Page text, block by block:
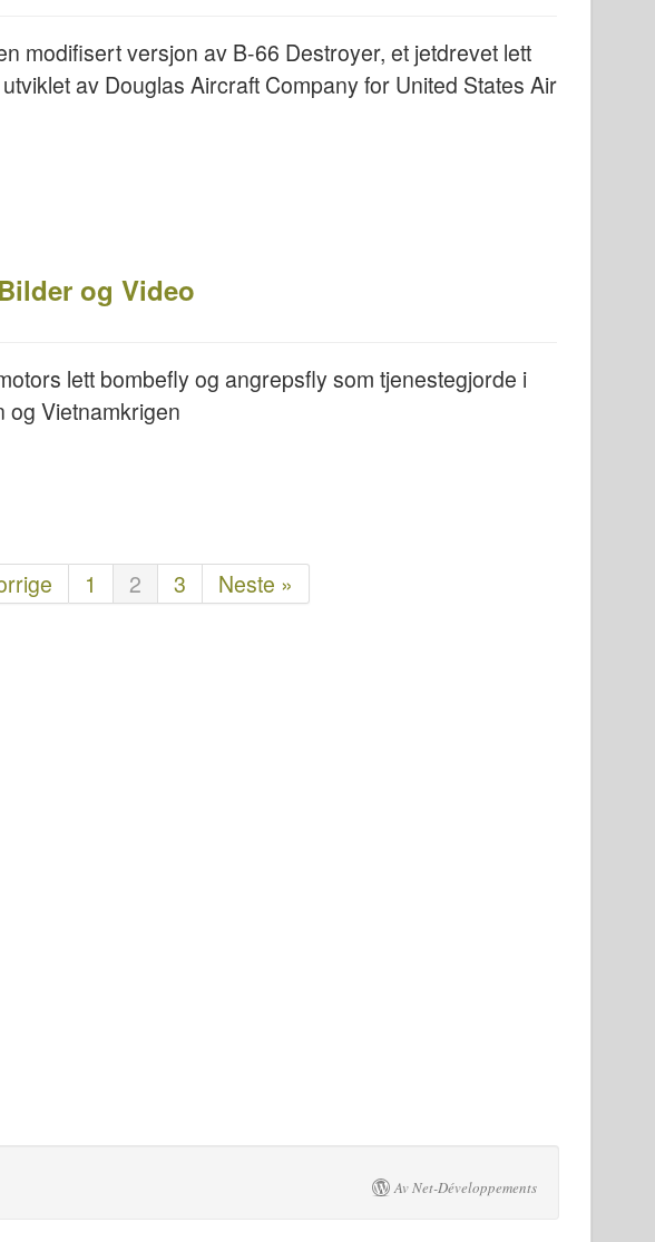
modifisert versjon av B-66 Destroyer, et jetdrevet lett
av Douglas Aircraft Company for United States Air
og Video
lett bombefly og angrepsfly som tjenestegjorde i
og Vietnamkrigen
1 2 3 Neste »
Av Net-Développements